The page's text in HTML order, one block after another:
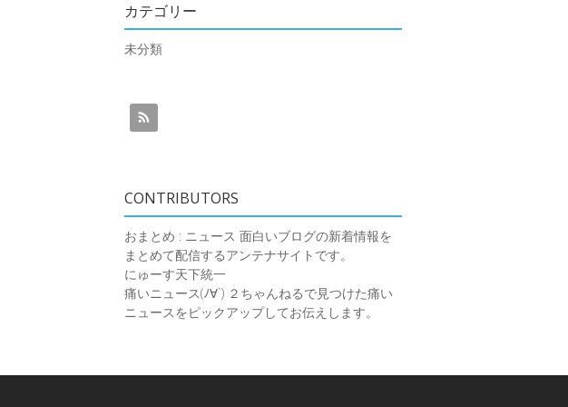
カテゴリー
未分類
CONTRIBUTORS
おまとめ : ニュース 面白いブログの新着情報を
まとめて配信するアンテナサイトです。
にゅーす天下統一
痛いニュース(ﾉ∀`) ２ちゃんねるで見つけた痛い
ニュースをピックアップしてお伝えします。